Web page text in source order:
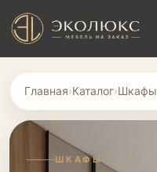
Главная›Каталог›Шкафы
ШКАФЫ